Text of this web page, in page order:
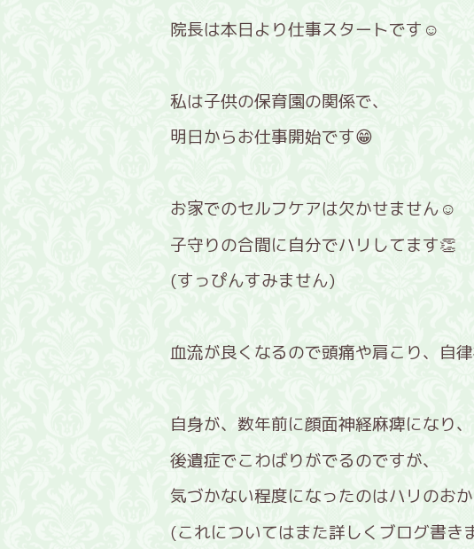
院長は本日より仕事スタートです☺️
私は子供の保育園の関係で、
明日からお仕事開始です😁
お家でのセルフケアは欠かせません☺
子守りの合間に自分でハリしてます👏
(すっぴんすみません)
血流が良くなるので頭痛や肩こり、自
自身が、数年前に顔面神経麻痺になり、
後遺症でこわばりがでるのですが、
気づかない程度になったのはハリのおか
(これについてはまた詳しくブログ書き